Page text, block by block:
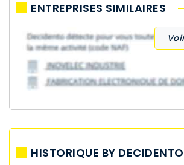
ENTREPRISES SIMILAIRES
HISTORIQUE BY DECIDENTO